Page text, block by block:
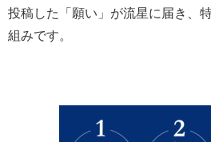
投稿した「願い」が流星に届き、
組みです。